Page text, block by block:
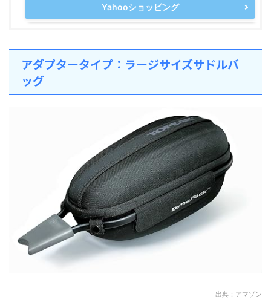
Yahooショッピング
アダプタータイプ：ラージサイズサドルバ
ッグ
出典：アマゾン